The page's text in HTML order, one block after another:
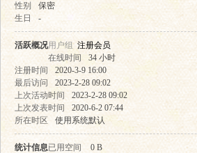
河
性别
保密
生日
-
活跃概况用户组 注册会员
在线时间
34 小时
注册时间
2020-3-9 16:00
最后访问
2023-2-28 09:02
上次活动时间
2023-2-28 09:02
上次发表时间
2020-6-2 07:44
所在时区
使用系统默认
统计信息已用空间
0 B